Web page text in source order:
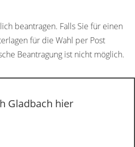
beantragen. Falls Sie für einen
für die Wahl per Post
Beantragung ist nicht möglich.
Gladbach hier